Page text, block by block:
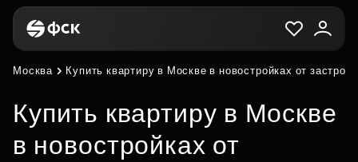
Москва Купить квартиру в Москве в новостройках от
Купить квартиру в Москве
в новостройках от